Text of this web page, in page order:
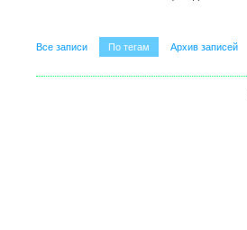
Все записи По тегам Архив записей